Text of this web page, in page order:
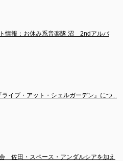
情報：お休み系音楽隊 沼　2ndアルバ
ライブ・アット・シェルガーデン』につ...
　佐田・スペース・アンダルシアを加え